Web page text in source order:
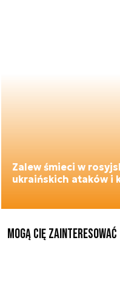
Zalew śmieci w
ukraińskich ataków i
Mogą Cię zainteresować